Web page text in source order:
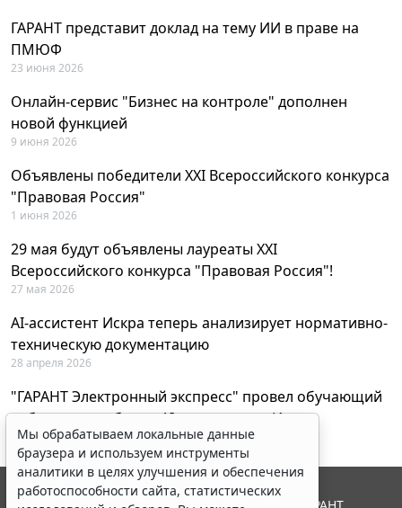
ГАРАНТ представит доклад на тему ИИ в праве на
ПМЮФ
23 июня 2026
Онлайн-сервис "Бизнес на контроле" дополнен
новой функцией
9 июня 2026
Объявлены победители XXI Всероссийского конкурса
"Правовая Россия"
1 июня 2026
29 мая будут объявлены лауреаты XXI
Всероссийского конкурса "Правовая Россия"!
27 мая 2026
AI-ассистент Искра теперь анализирует нормативно-
техническую документацию
28 апреля 2026
"ГАРАНТ Электронный экспресс" провел обучающий
вебинар по работе с AI-ассистентом Искра
23 апреля 2026
Мы обрабатываем локальные данные
браузера и используем инструменты
аналитики в целях улучшения и обеспечения
работоспособности сайта, статистических